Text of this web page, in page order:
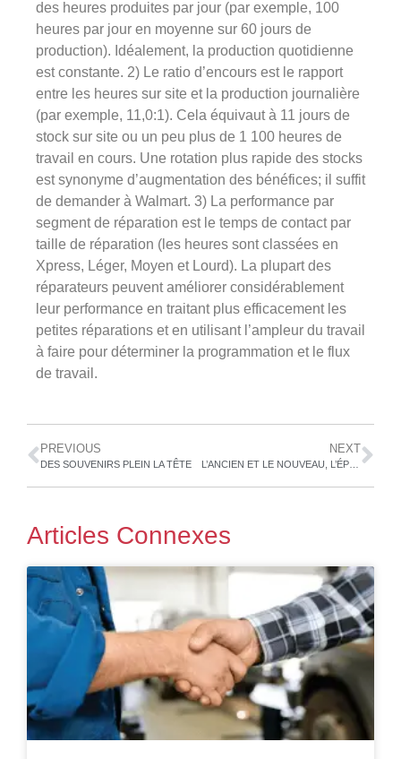
des heures produites par jour (par exemple, 100
heures par jour en moyenne sur 60 jours de
production). Idéalement, la production quotidienne
est constante. 2) Le ratio d’encours est le rapport
entre les heures sur site et la production journalière
(par exemple, 11,0:1). Cela équivaut à 11 jours de
stock sur site ou un peu plus de 1 100 heures de
travail en cours. Une rotation plus rapide des stocks
est synonyme d’augmentation des bénéfices; il suffit
de demander à Walmart. 3) La performance par
segment de réparation est le temps de contact par
taille de réparation (les heures sont classées en
Xpress, Léger, Moyen et Lourd). La plupart des
réparateurs peuvent améliorer considérablement
leur performance en traitant plus efficacement les
petites réparations et en utilisant l’ampleur du travail
à faire pour déterminer la programmation et le flux
de travail.
PREVIOUS
DES SOUVENIRS PLEIN LA TÊTE
NEXT
L’ANCIEN ET LE NOUVEAU, L’ÉPROUVÉ ET LE VRAI
Articles Connexes